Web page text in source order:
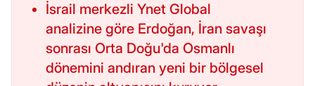
İsrail merkezli Ynet Global
analizine göre Erdoğan, İran savaşı
sonrası Orta Doğu'da Osmanlı
dönemini andıran yeni bir bölgesel